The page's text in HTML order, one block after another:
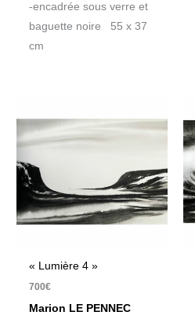
-encadrée sous verre et
baguette noire 55 x 37
cm
« Lumière 4 »
700€
Marion LE PENNEC